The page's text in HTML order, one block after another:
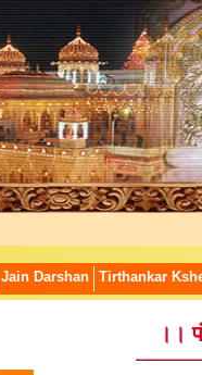
Jain Darshan Tirthankar
।।